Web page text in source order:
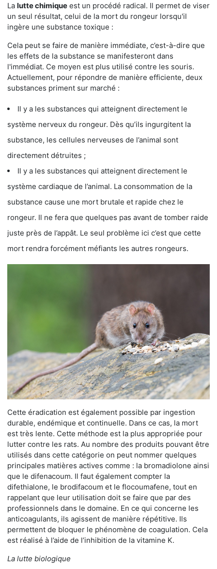
La lutte chimique est un procédé radical. Il permet de viser
un seul résultat, celui de la mort du rongeur lorsqu'il
ingère une substance toxique :
Cela peut se faire de manière immédiate, c’est-à-dire que
les effets de la substance se manifesteront dans
l'immédiat. Ce moyen est plus utilisé contre les souris.
Actuellement, pour répondre de manière efficiente, deux
substances priment sur marché :
Il y a les substances qui atteignent directement le
système nerveux du rongeur. Dès qu’ils ingurgitent la
substance, les cellules nerveuses de l’animal sont
directement détruites ;
Il y a les substances qui atteignent directement le
système cardiaque de l’animal. La consommation de la
substance cause une mort brutale et rapide chez le
rongeur. Il ne fera que quelques pas avant de tomber raide
juste près de l’appât. Le seul problème ici c’est que cette
mort rendra forcément méfiants les autres rongeurs.
Cette éradication est également possible par ingestion
durable, endémique et continuelle. Dans ce cas, la mort
est très lente. Cette méthode est la plus appropriée pour
lutter contre les rats. Au nombre des produits pouvant être
utilisés dans cette catégorie on peut nommer quelques
principales matières actives comme : la bromadiolone ainsi
que le difenacoum. Il faut également compter la
difethialone, le brodifacoum et le flocoumafene, tout en
rappelant que leur utilisation doit se faire que par des
professionnels dans le domaine. En ce qui concerne les
anticoagulants, ils agissent de manière répétitive. Ils
permettent de bloquer le phénomène de coagulation. Cela
est réalisé à l’aide de l’inhibition de la vitamine K.
La lutte biologique